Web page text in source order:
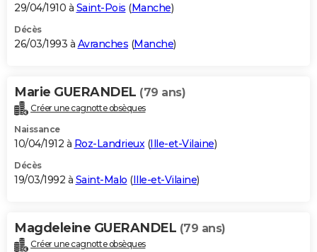
29/04/1910 à Saint-Pois (Manche)
Décès
26/03/1993 à Avranches (Manche)
Marie GUERANDEL (79 ans)
Créer une cagnotte obsèques
Naissance
10/04/1912 à Roz-Landrieux(Ille-et-Vilaine)
Décès
19/03/1992 à Saint-Malo (Ille-et-Vilaine)
Magdeleine GUERANDEL (79 ans)
Créer une cagnotte obsèques